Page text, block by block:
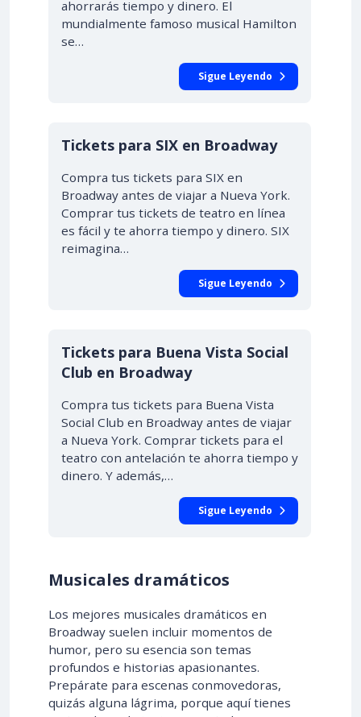
ahorrarás tiempo y dinero. El
mundialmente famoso musical Hamilton
se…
Sigue Leyendo
Tickets para SIX en Broadway
Compra tus tickets para SIX en
Broadway antes de viajar a Nueva York.
Comprar tus tickets de teatro en línea
es fácil y te ahorra tiempo y dinero. SIX
reimagina…
Sigue Leyendo
Tickets para Buena Vista Social
Club en Broadway
Compra tus tickets para Buena Vista
Social Club en Broadway antes de viajar
a Nueva York. Comprar tickets para el
teatro con antelación te ahorra tiempo y
dinero. Y además,…
Sigue Leyendo
Musicales dramáticos
Los mejores musicales dramáticos en
Broadway suelen incluir momentos de
humor, pero su esencia son temas
profundos e historias apasionantes.
Prepárate para escenas conmovedoras,
quizás alguna lágrima, porque aquí tienes